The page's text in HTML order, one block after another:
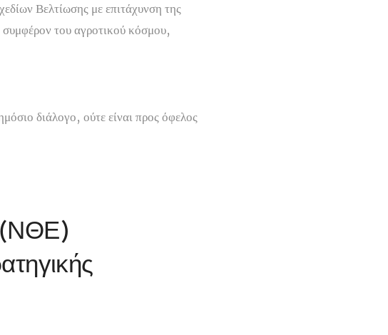
Βελτίωσης με επιτάχυνση της
του αγροτικού κόσμου,
διάλογο, ούτε είναι προς όφελος
(ΝΘΕ)